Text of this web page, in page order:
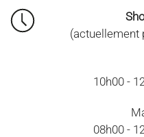
(actuellement
10h00 -
08h00 -